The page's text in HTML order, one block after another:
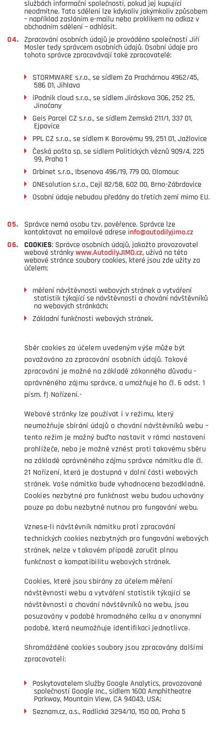
službách informační společnosti, pokud jej kupující
neodmítne. Tato sdělení lze kdykoliv jakýmkoliv způsobem
– například zasláním e-mailu nebo proklikem na odkaz v
obchodním sdělení – odhlásit.
Zpracování osobních údajů je prováděno společností Jiří
Mosler tedy správcem osobních údajů. Osobní údaje pro
tohoto správce zpracovávají také zpracovatelé:
STORMWARE s.r.o., se sídlem Za Prachárnou 4962/45,
586 01, Jihlava
iPodnik cloud s.r.o., se sídlem Jiráskova 306, 252 25,
Jinočany
Geis Parcel CZ s.r.o., se sídlem Zemská 211/1, 337 01,
Ejpovice
PPL CZ s.r.o., se sídlem K Borovému 99, 251 01, Jažlovice
Česká pošta sp, se sídlem Politických věznů 909/4, 225
99, Praha 1
Orbinet s.r.o., Ibsenova 496/19, 779 00, Olomouc
ONEsolution s.r.o., Cejl 82/58, 602 00, Brno-Zábrdovice
Osobní údaje nebudou předány do třetích zemí mimo EU.
Správce nemá osobu tzv. pověřence. Správce lze
kontaktovat na emailové adrese info@autodilyjimo.cz
COOKIES: Správce osobních údajů, jakožto provozovatel
webové stránky www.AutodilyJIMO.cz, užívá na této
webové stránce soubory cookies, které jsou zde užity za
účelem:
měření návštěvnosti webových stránek a vytváření
statistik týkající se návštěvnosti a chování návštěvníků
na webových stránkách;
Základní funkčnosti webových stránek.
Sběr cookies za účelem uvedeným výše může být
považováno za zpracování osobních údajů. Takové
zpracování je možné na základě zákonného důvodu -
oprávněného zájmu správce, a umožňuje ho čl. 6 odst. 1
písm. f) Nařízení.-
Webové stránky lze používat i v režimu, který
neumožňuje sbírání údajů o chování návštěvníků webu –
tento režim je možný buďto nastavit v rámci nastavení
prohlížeče, nebo je možné vznést proti takovému sběru
na základě oprávněného zájmu správce námitku dle čl.
21 Nařízení, která je dostupná v dolní části webových
stránek. Vaše námitka bude vyhodnocena bezodkladně.
Cookies nezbytné pro funkčnost webu budou uchovány
pouze po dobu nezbytně nutnou pro fungování webu.
Vznese-li návštěvník námitku proti zpracování
technických cookies nezbytných pro fungování webových
stránek, nelze v takovém případě zaručit plnou
funkčnost a kompatibilitu webových stránek.
Cookies, které jsou sbírány za účelem měření
návštěvnosti webu a vytváření statistik týkající se
návštěvnosti a chování návštěvníků na webu, jsou
posuzovány v podobě hromadného celku a v anonymní
podobě, která neumožňuje identifikaci jednotlivce.
Shromážděné cookies soubory jsou zpracovány dalšími
zpracovateli:
Poskytovatelem služby Google Analytics, provozované
společností Google Inc., sídlem 1600 Amphitheatre
Parkway, Mountain View, CA 94043, USA;
Seznam.cz, a.s., Radlická 3294/10, 150 00, Praha 5